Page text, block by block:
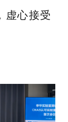
虚心接受